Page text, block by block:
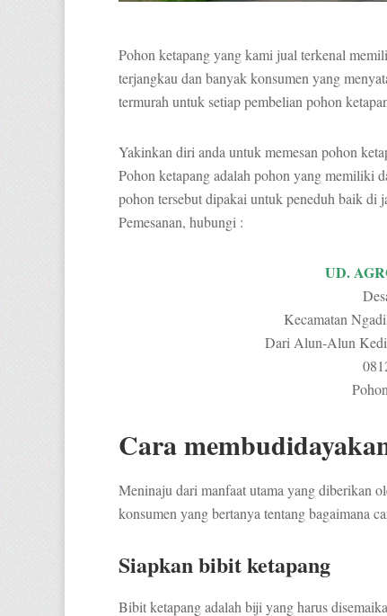
Pohon ketapang yang kami jual terkenal
terjangkau dan banyak konsumen yang
termurah untuk setiap pembelian pohon
Yakinkan diri anda untuk memesan pohon
Pohon ketapang adalah pohon yang memiliki
pohon tersebut dipakai untuk peneduh baik di
Pemesanan, hubungi :
UD.
Kecamatan
Dari Alun-Alun
Cara
Meninaju dari manfaat utama yang diberikan
konsumen yang bertanya tentang bagaimana
Siapkan bibit ketapang
Bibit ketapang adalah biji yang harus